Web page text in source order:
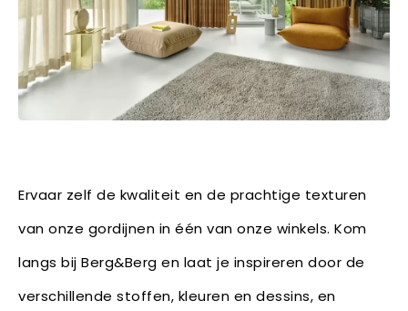
Ervaar zelf de kwaliteit en de prachtige texturen
van onze gordijnen in één van onze winkels. Kom
langs bij Berg&Berg en laat je inspireren door de
verschillende stoffen, kleuren en dessins, en